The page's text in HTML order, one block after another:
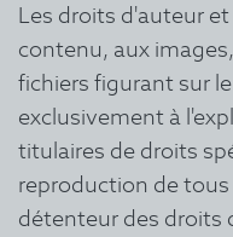
Les droits d'auteur
contenu, aux
fichiers figurant sur
exclusivement à
titulaires de droits
reproduction de tous
détenteur des droits